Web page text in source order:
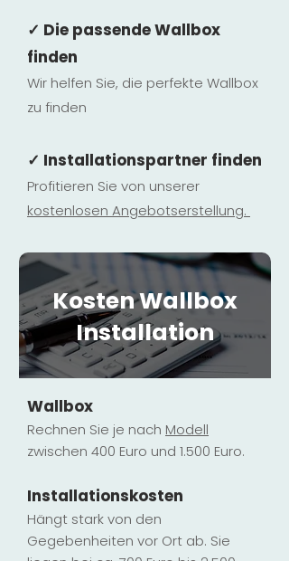
✓ Die passende Wallbox
finden
Wir helfen Sie, die perfekte Wallbox
zu finden
✓ Installationspartner finden
Profitieren Sie von unserer
kostenlosen Angebotserstellung.
Kosten Wallbox
Installation
Wallbox
Rechnen Sie je nach Modell
zwischen 400 Euro und 1.500 Euro.
Installationskosten
Hängt stark von den
Gegebenheiten vor Ort ab. Sie